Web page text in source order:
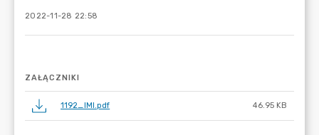
2022-11-28 22:58
ZAŁĄCZNIKI
1192_IMI.pdf 46.95 KB